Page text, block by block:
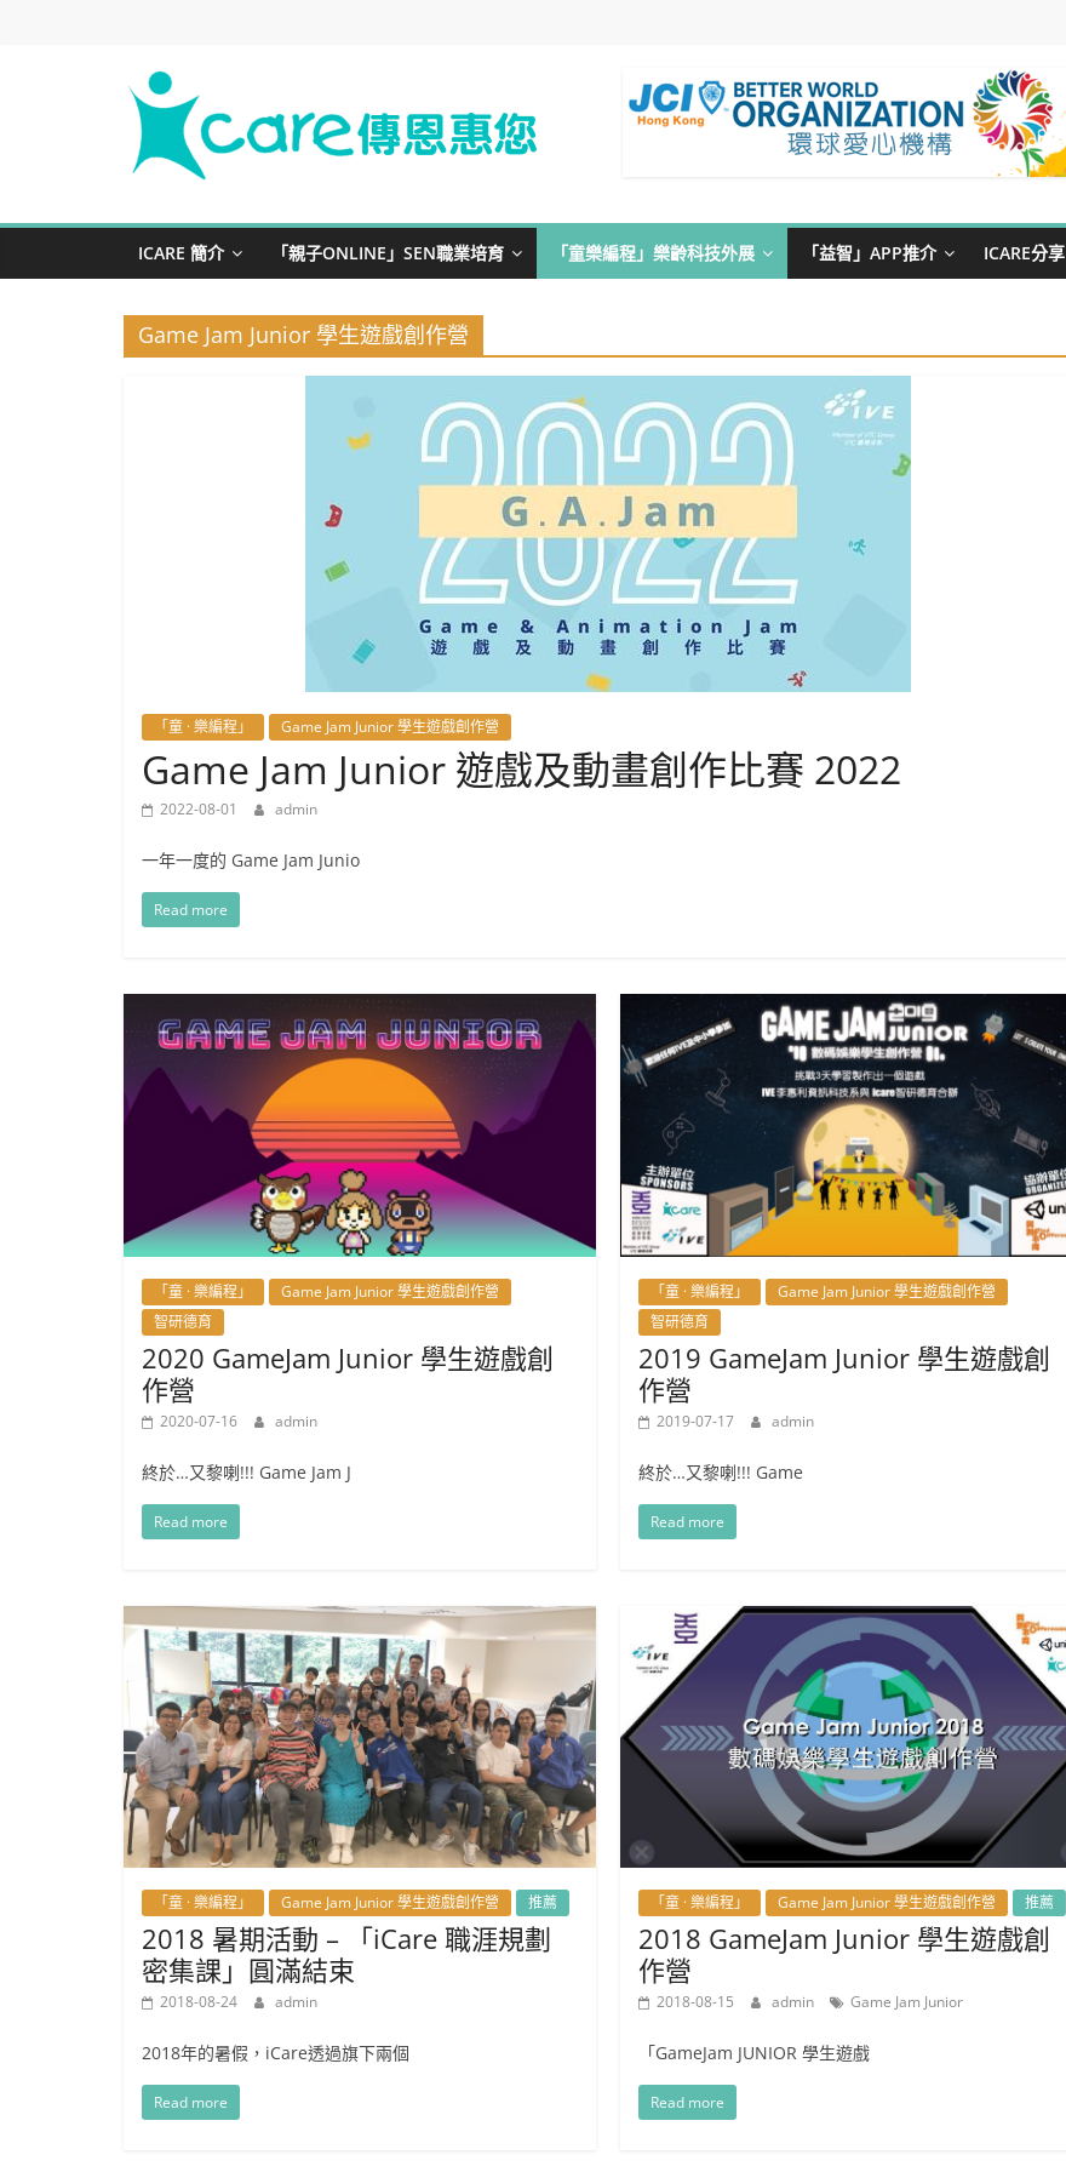
iCare
Foundation
寓
於
樂
ICARE 簡介 「親子ONLINE」SEN職業培育 「童樂編程」樂齡科技外展 「益智」APP推介 ICARE分享
Game Jam Junior 學生遊戲創作營
「童 · 樂編程」 Game Jam Junior 學生遊戲創作營
Game Jam Junior 遊戲及動畫創作比賽 2022
2022-08-01 admin
一年一度的 Game Jam Junio
Read more
「童 · 樂編程」
Game Jam Junior 學生遊戲創作營
智研德育
2020 GameJam Junior 學生遊戲創
作營
2020-07-16 admin
終於…又黎喇!!! Game Jam J
Read more
「童 · 樂編程」
Game Jam Junior 學生遊戲創作營
智研德育
2019 GameJam Junior 學生遊戲創
作營
2019-07-17 admin
終於…又黎喇!!! Game
Read more
「童 · 樂編程」 Game Jam Junior 學生遊戲創作營 推薦
2018 暑期活動 – 「iCare 職涯規劃
密集課」圓滿結束
2018-08-24 admin
2018年的暑假，iCare透過旗下兩個
Read more
「童 · 樂編程」 Game Jam Junior 學生遊戲創作營 推薦
2018 GameJam Junior 學生遊戲創
作營
2018-08-15 admin Game Jam Junior
「GameJam JUNIOR 學生遊戲
Read more